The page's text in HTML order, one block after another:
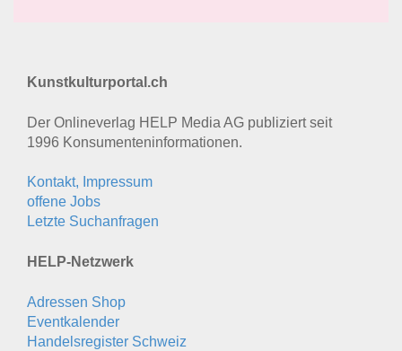
Kunstkulturportal.ch
Der Onlineverlag HELP Media AG publiziert seit
1996 Konsumenten­informationen.
Kontakt, Impressum
offene Jobs
Letzte Suchanfragen
HELP-Netzwerk
Adressen Shop
Eventkalender
Handelsregister Schweiz